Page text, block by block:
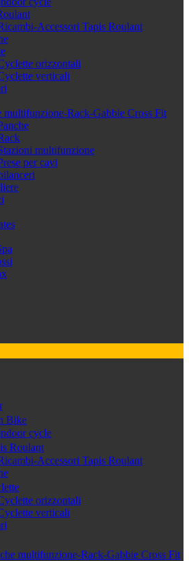
Accessori Tapis Roulant
orizzontali
verticali
multifunzione-Rack-Gabbie Cross Fit
multifunzione
per cavi
Bike
cycle
Roulant
Accessori Tapis Roulant
orizzontali
verticali
multifunzione-Rack-Gabbie Cross Fit